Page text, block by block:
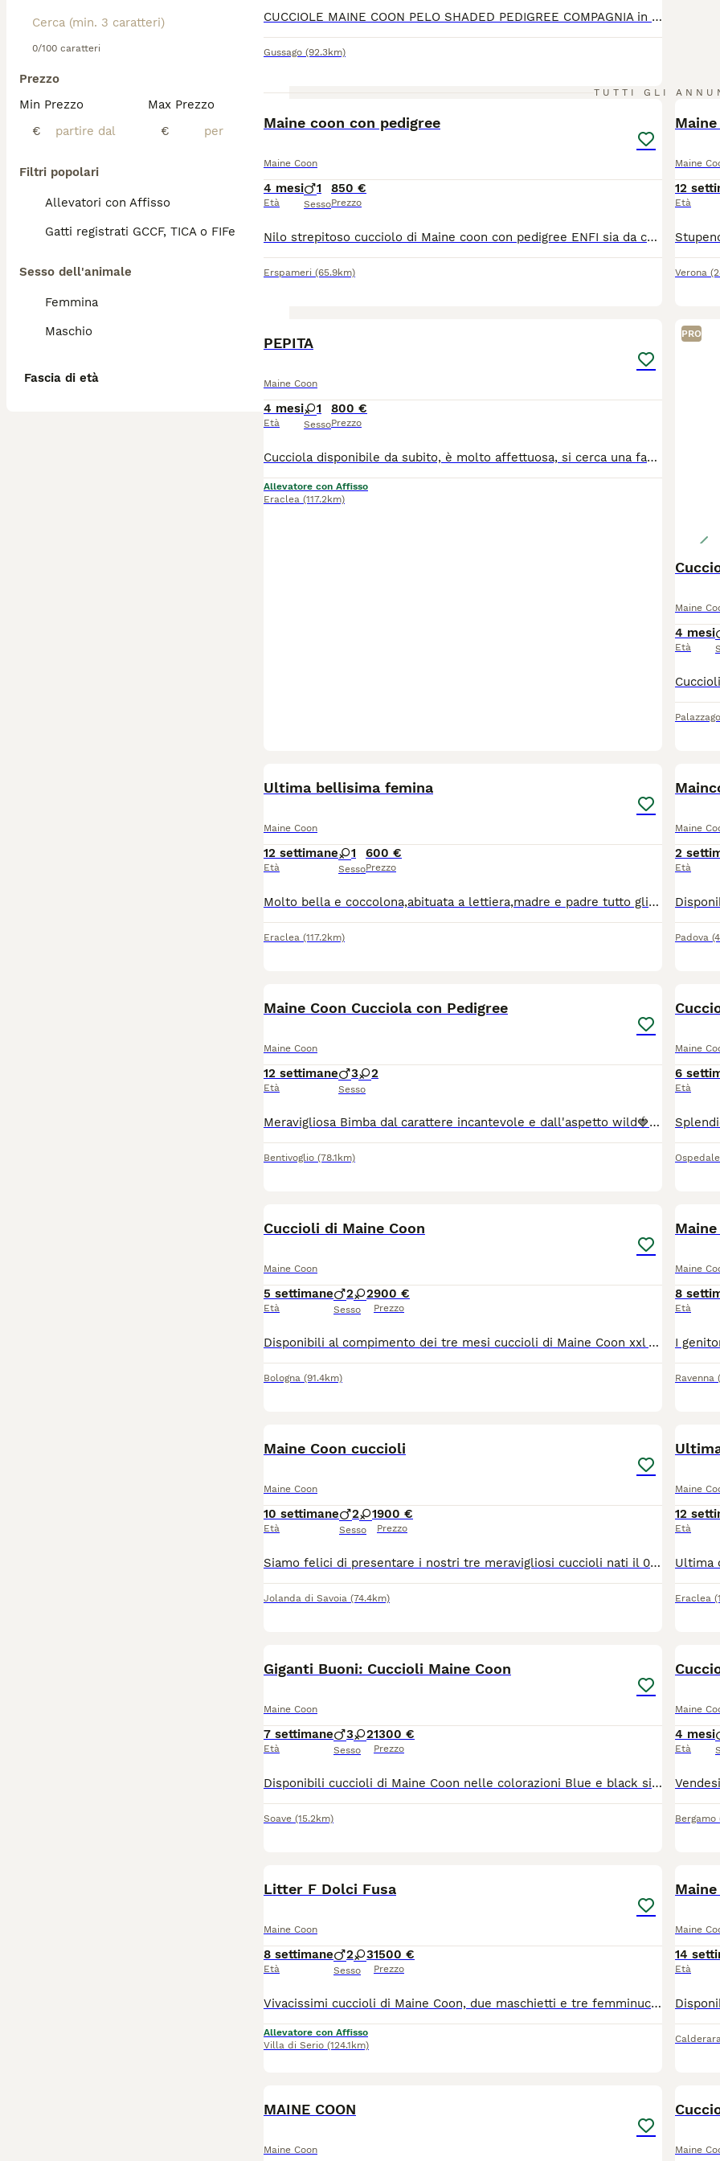
0/100 caratteri
Prezzo
Min Prezzo
€
Max Prezzo
€
Filtri popolari
Allevatori con Affisso
Gatti registrati GCCF, TICA o FIFe
Sesso dell'animale
Femmina
Maschio
Fascia di età
CUCCIOLE MAINE COON PELO SHADED PEDIGREE COMPAGNIA in 3 rate klarna 1200 euro O 900 euro in unica soluzione Nate il 4/6/2026 Figlie di uno stallone rosso, colore Cream sheaded taglia XL E di una Mamma ticked tabby elegante e sinuosa Carattere dolcissimo Blue Tortie Silver Tabby Black Tortie Silver Mackerel Tabby Docilissime, cresciute in casa con altri gatti e cani Pregiato pelo SHADED che da riflessi luminosi e molto bello morbido e voluminoso Cedute con regolare contratto di cessione Ciclo vaccinale Anti vermi Antiparassitario Pedigree compagnia Libretto sanitario Per info maggiori fotografie, scrivere qui sotto
Gussago (92.3km)
TUTTI GLI
Maine coon con pedigree
Maine Coon
4 mesi
Età
1
Sesso
850 €
Prezzo
Nilo strepitoso cucciolo di Maine coon con pedigree ENFI sia da compagnia ( Eur 850) sia da riproduzione ( €1300) Già completo di tutto Genitori testati e certificati Possibilità di consegna in tutta Italia Per qualsiasi informazione Maria Rosa 3204280348
Erspameri (65.9km)
Maine
12
Età
Verona
PEPITA
Maine Coon
4 mesi
Età
1
Sesso
800 €
Prezzo
Cucciola disponibile da subito, è molto affettuosa, si cerca una famiglia con altri animali o che non la lasci da sola per tante ore! Test dei genitori negativi per le principali malattie genetiche della razza, verrà ceduta con doppio vaccino, sverminata e microchippata, pedigree ANFI. Per ulteriori informazioni rimango a disposizione!
Allevatore con Affisso
Eraclea (117.2km)
PRO
Maine
4 mesi
Età
Palazzago
Ultima bellisima femina
Maine Coon
12 settimane
Età
1
Sesso
600 €
Prezzo
Molto bella e coccolona,abituata a lettiera,madre e padre tutto gli test di salute.piu info e foto per whats.non perditempo solo persone interesate.
Eraclea (117.2km)
Maine
2
Età
Padova
Maine Coon Cucciola con Pedigree
Maine Coon
12 settimane
Età
3 2
Sesso
Meravigliosa Bimba dal carattere incantevole e dall'aspetto wild🍓🍓❤️abituata a cani e bambini cresciuta in ambiente domestico e famigliare. Allevamento Domus Oram Bologna
Bentivoglio (78.1km)
Maine
6
Età
Cuccioli di Maine Coon
Maine Coon
5 settimane
Età
2 2
Sesso
900 €
Prezzo
Disponibili al compimento dei tre mesi cuccioli di Maine Coon xxl Verranno consegnati con vaccini, sverminazioni, antiparassitari, kit cucciolo, certificato di buona salute. Pedigree da compagnia. Genitori testati Di proprietà Abituati al contatto con bambini, cani e simili, sono dolcissimi e coccoloni
Bologna (91.4km)
Maine
8
Età
Ravenna
Maine Coon cuccioli
Maine Coon
10 settimane
Età
2 1
Sesso
900 €
Prezzo
Siamo felici di presentare i nostri tre meravigliosi cuccioli nati il 01/06/2026! Crescono sani, sono super giocherelloni, molto curiosi e hanno già imparato a usare perfettamente la lettiera. I nostri piccoli tesori: 🍦 Maschietto crema silver (cream silver) 🖤 Maschietto nero (black) 💙🦪 Femminuccia blu silver tartaruga (blue silver tortoiseshell) 🏡 Pronti per le nuove famiglie I cuccioli saranno pronti a trasferirsi nella loro nuova casa a partire da settembre. Saranno ceduti con: 💉 Doppia vaccinazione 📍 Microchip inserito 📜 Registrazione ufficiale e pedigree ENFI 📍 Posizione e trasporto Ci troviamo in provincia di Ferrara. Se abitate più lontano, nessun problema! Offriamo la possibilità di organizzare e gestire noi il trasporto in totale sicurezza per portare il cucciolo direttamente da voi. ✨ Contattateci in privato per maggiori informazioni, foto o video e per prenotare il vostro futuro compagno di vita!
Jolanda di Savoia (74.4km)
Maine
12
Età
Eraclea
Giganti Buoni: Cuccioli Maine Coon
Maine Coon
7 settimane
Età
3 2
Sesso
1300 €
Prezzo
Disponibili cuccioli di Maine Coon nelle colorazioni Blue e black silver e smoke, nati il 16/06/2026 disponibili dalla metà di settembre. Proveniente dall'allevamento amatoriale Rock's Spirit, i cuccioli vengono ceduti con: . Pedigree WCF . Ciclo vaccinale completo e sverminazioni effettuate . Genitori testati con esito N/N sia per i test genetici che per l'ecocardiogramma. . Kit cuccioli Dolcissimi ed abituati al contesto domestico. Per informazioni, foto e dettagli sui costi, contattami in privato.
Soave (15.2km)
Maine
4 mesi
Età
Bergamo
Litter F Dolci Fusa
Maine Coon
8 settimane
Età
2 3
Sesso
1500 €
Prezzo
Vivacissimi cuccioli di Maine Coon, due maschietti e tre femminucce dalla dolcezza ineguagliabile! I maschietti sono Feargal Dolci Fusa, black tabby con bianco, e Fionn Dolci Fusa, black silver tabby con bianco. Le femmine sono Fand e Fodla Dolci Fusa, black silver tortie con bianco, e Fidlais Dolci Fusa, black tortie con bianco. Disponibili da metà settembre, con test dei genitori (eco test genetici HCM/PKDEF)
Allevatore con Affisso
Villa di Serio (124.1km)
Maine
14
Età
MAINE COON
Maine Coon Maine